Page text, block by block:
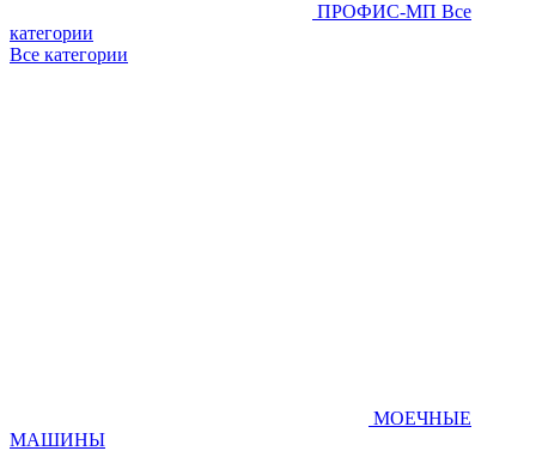
ПРОФИС-МП Все
категории
Все категории
МОЕЧНЫЕ
МАШИНЫ